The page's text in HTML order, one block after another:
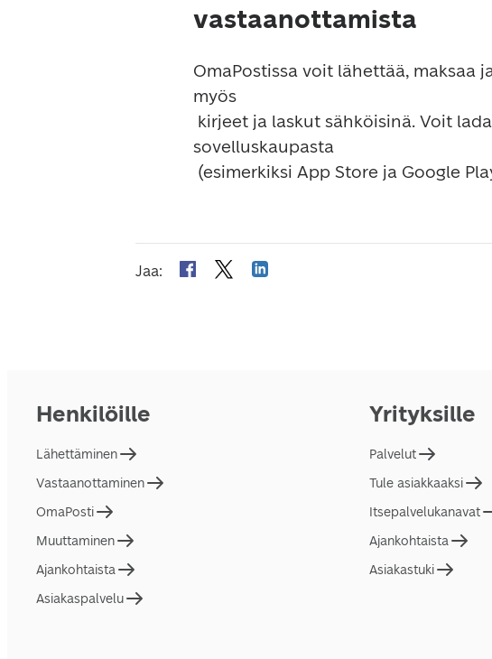
vastaanottamista
OmaPostissa voit lähettää, maksaa
myös
sovelluskaupasta
(esimerkiksi App Store ja Google
Jaa:
Henkilöille
Lähettäminen
Vastaanottaminen
OmaPosti
Muuttaminen
Ajankohtaista
Asiakaspalvelu
Yrityksille
Palvelut
Tule asiakkaaksi
Itsepalvelukanavat
Ajankohtaista
Asiakastuki